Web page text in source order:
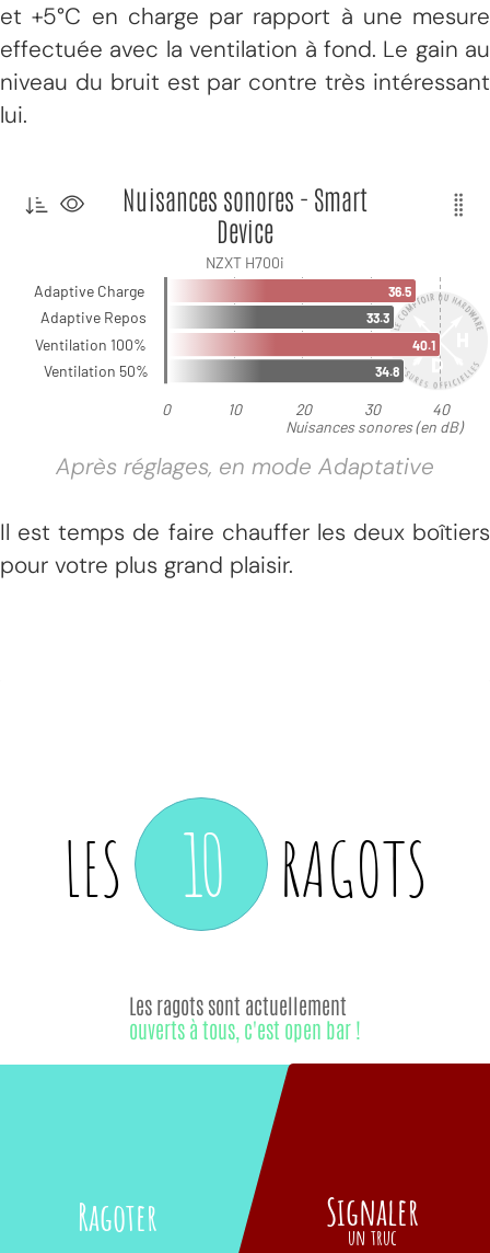
et +5°C en charge par rapport à une mesure
effectuée avec la ventilation à fond. Le gain au
niveau du bruit est par contre très intéressant
lui.
Après réglages, en mode Adaptative
Il est temps de faire chauffer les deux boîtiers
pour votre plus grand plaisir.
LES 10 RAGOTS
Ragoter
Les ragots sont actuellement
ouverts à tous, c'est open bar !
Signaler
un truc